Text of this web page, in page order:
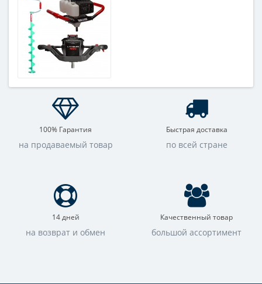
100% Гарантия
на продаваемый товар
Быстрая доставка
по всей стране
14 дней
на возврат и обмен
Качественный товар
большой ассортимент